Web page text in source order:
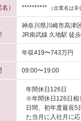
） ********** （企業名は非
神奈川県川崎市高津
JR南武線 久地駅 徒
年収419〜743万円
09:00〜19:00
年間休日126日
※年間休日126日相
日間、初年度最長5
た当月に入社月に